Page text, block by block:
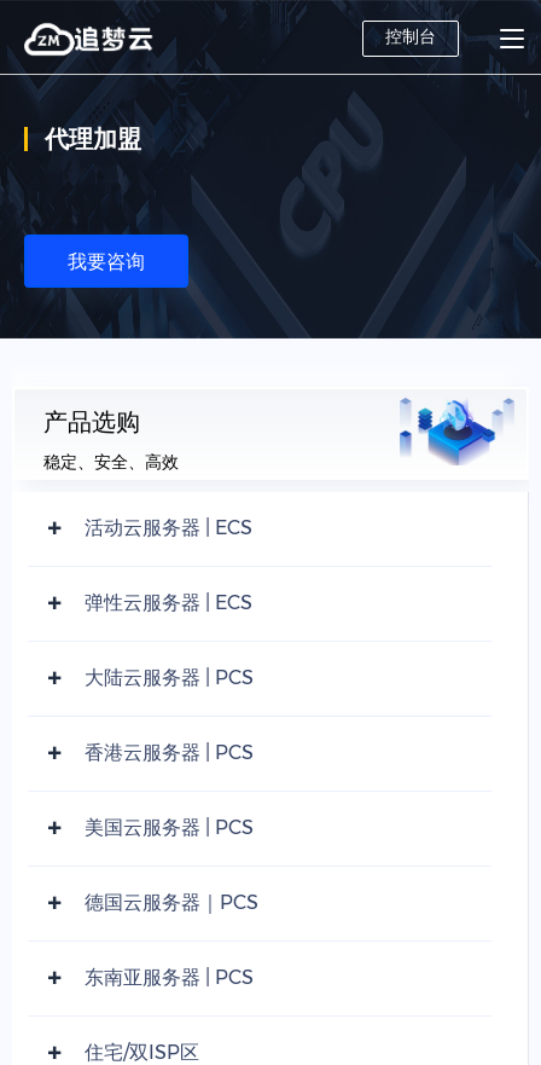
控制台
代理加盟
我要咨询
产品选购
稳定、安全、高效
活动云服务器 | ECS
弹性云服务器 | ECS
大陆云服务器 | PCS
香港云服务器 | PCS
美国云服务器 | PCS
德国云服务器｜PCS
东南亚服务器 | PCS
住宅/双ISP区